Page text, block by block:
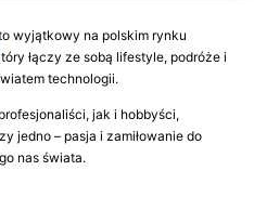
wyjątkowy na polskim rynku
łączy ze sobą lifestyle, podróże i
technologii.
jak i hobbyści,
jedno – pasja i zamiłowanie do
nas świata.